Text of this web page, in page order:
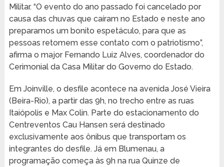
Militar. “O evento do ano passado foi cancelado por
causa das chuvas que caíram no Estado e neste ano
preparamos um bonito espetáculo, para que as
pessoas retomem esse contato com o patriotismo”,
afirma o major Fernando Luiz Alves, coordenador do
Cerimonial da Casa Militar do Governo do Estado.
Em Joinville, o desfile acontece na avenida José Vieira
(Beira-Rio), a partir das 9h, no trecho entre as ruas
Itaiópolis e Max Colin. Parte do estacionamento do
Centreventos Cau Hansen será destinado
exclusivamente aos ônibus que transportam os
integrantes do desfile. Já em Blumenau, a
programação começa às 9h na rua Quinze de